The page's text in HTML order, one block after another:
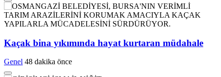
Kaçak bina yıkımında hayat kurtaran müdahale
Genel 48 dakika önce